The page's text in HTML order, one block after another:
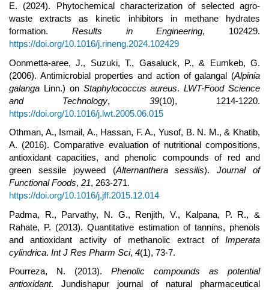
E. (2024). Phytochemical characterization of selected agro-
waste extracts as kinetic inhibitors in methane hydrates
formation. Results in Engineering, 102429.
https://doi.org/10.1016/j.rineng.2024.102429
Oonmetta-aree, J., Suzuki, T., Gasaluck, P., & Eumkeb, G.
(2006). Antimicrobial properties and action of galangal (Alpinia
galanga Linn.) on Staphylococcus aureus.LWT-Food Science
and Technology, 39(10), 1214-1220.
https://doi.org/10.1016/j.lwt.2005.06.015
Othman, A., Ismail, A., Hassan, F. A., Yusof, B. N. M., & Khatib,
A. (2016). Comparative evaluation of nutritional compositions,
antioxidant capacities, and phenolic compounds of red and
green sessile joyweed (Alternanthera sessilis).Journal of
Functional Foods, 21, 263-271.
https://doi.org/10.1016/j.jff.2015.12.014
Padma, R., Parvathy, N. G., Renjith, V., Kalpana, P. R., &
Rahate, P. (2013). Quantitative estimation of tannins, phenols
and antioxidant activity of methanolic extract of Imperata
cylindrica. Int J Res Pharm Sci, 4(1), 73-7.
Pourreza, N. (2013). Phenolic compounds as potential
antioxidant. Jundishapur journal of natural pharmaceutical